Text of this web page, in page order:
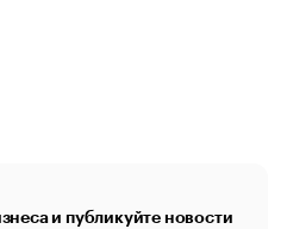
и публикуйте новости